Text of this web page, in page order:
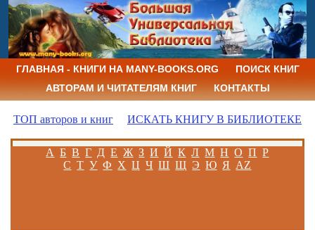
ГЛАВНАЯ - КНИГИ НА MANY-BOOKS.ORG
ПОИСК КНИГ
АВТОРАМ И ЧИТАТЕЛЯМ КНИГ
КОНТАКТЫ
ТОП авторов и книг ИСКАТЬ КНИГУ В БИБЛИОТЕКЕ
А Б В Г Д Е Ж З И Й К Л М Н О П Р
С Т У Ф Х Ц Ч Ш Щ Э Ю Я AZ